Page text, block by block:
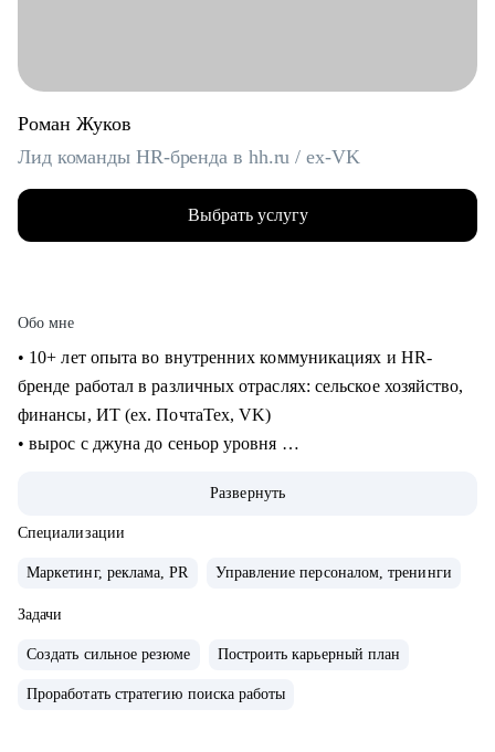
Роман Жуков
Лид команды HR-бренда в hh.ru / ex-VK
Выбрать услугу
Обо мне
• 10+ лет опыта во внутренних коммуникациях и HR-
бренде работал в различных отраслях: сельское хозяйство,
финансы, ИТ (ех. ПочтаТех, VK)
• вырос с джуна до сеньор уровня
компаниях с нуля, создавал и внедрял EVP, и новые
концепции бренда работодателя
человек для внешних и внутренних участников
• сейчас развиваю бренд работодателя в лидере HR-tech
России.
развития HR-бренда
Развернуть
Специализации
Маркетинг, реклама, PR Управление персоналом, тренинги
Задачи
Создать сильное резюме Построить карьерный план
Проработать стратегию поиска работы